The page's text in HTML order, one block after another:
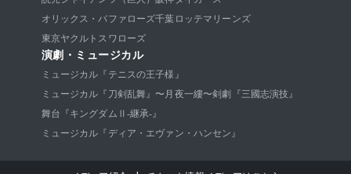
オリックス・バファローズ千葉ロッテマリーンズ
東京ヤクルトスワローズ
演劇・ミュージカル
ミュージカル『テニスの王子様』
ミュージカル『刀剣乱舞』〜月夜一縷〜剣劇『三國志演技』
舞台『キングダムⅡ-継承-』
ミュージカル『ディア・エヴァン・ハンセン』